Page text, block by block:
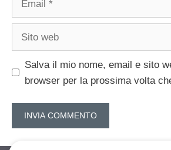
Salva il mio nome, email e sito
browser per la prossima volta